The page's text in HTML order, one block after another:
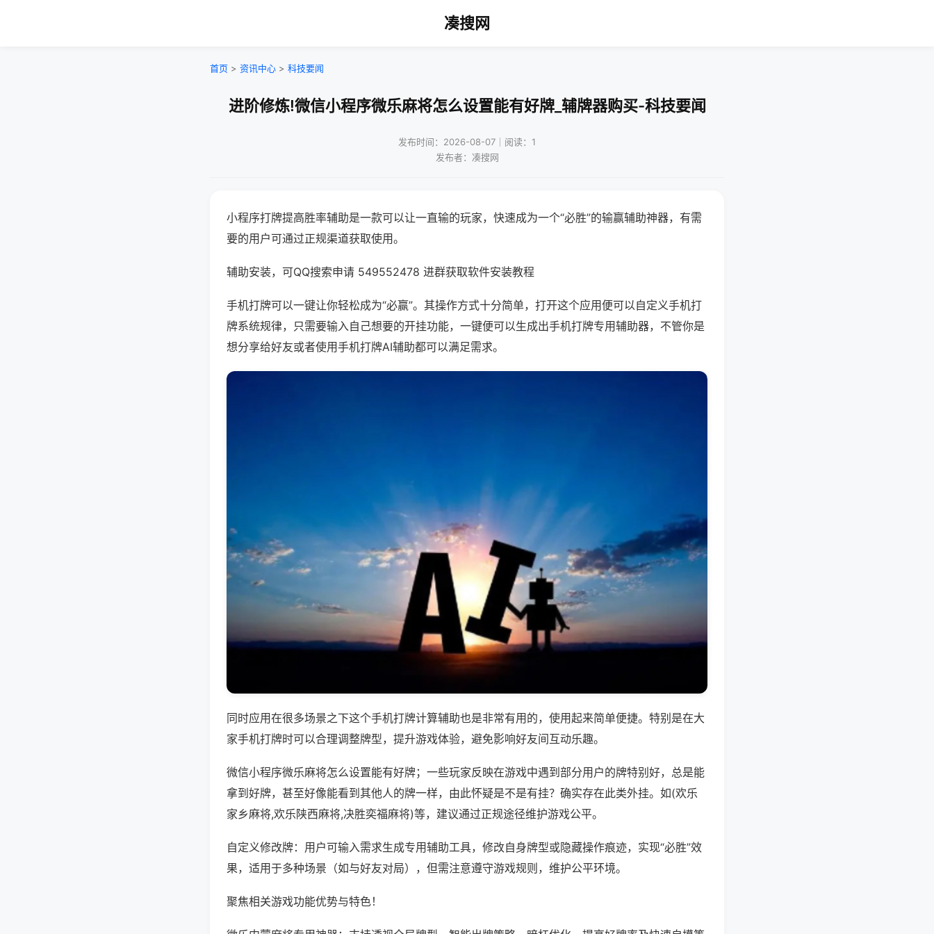
凑搜网
首页 > 资讯中心 > 科技要闻
进阶修炼!微信小程序微乐麻将怎么设置能有好牌_辅牌器购买-科技要闻
发布时间：2026-08-07｜阅读：1
发布者：凑搜网
小程序打牌提高胜率辅助是一款可以让一直输的玩家，快速成为一个“必胜”的输赢辅助神器，有需
要的用户可通过正规渠道获取使用。
辅助安装，可QQ搜索申请 549552478 进群获取软件安装教程
手机打牌可以一键让你轻松成为“必赢”。其操作方式十分简单，打开这个应用便可以自定义手机打
牌系统规律，只需要输入自己想要的开挂功能，一键便可以生成出手机打牌专用辅助器，不管你是
想分享给好友或者使用手机打牌AI辅助都可以满足需求。
同时应用在很多场景之下这个手机打牌计算辅助也是非常有用的，使用起来简单便捷。特别是在大
家手机打牌时可以合理调整牌型，提升游戏体验，避免影响好友间互动乐趣。
微信小程序微乐麻将怎么设置能有好牌；一些玩家反映在游戏中遇到部分用户的牌特别好，总是能
拿到好牌，甚至好像能看到其他人的牌一样，由此怀疑是不是有挂？确实存在此类外挂。如(欢乐
家乡麻将,欢乐陕西麻将,决胜奕福麻将)等，建议通过正规途径维护游戏公平。
自定义修改牌：用户可输入需求生成专用辅助工具，修改自身牌型或隐藏操作痕迹，实现“必胜”效
果，适用于多种场景（如与好友对局），但需注意遵守游戏规则，维护公平环境。
聚焦相关游戏功能优势与特色！